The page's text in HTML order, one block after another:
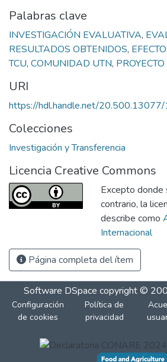
Palabras clave
INVESTIGACIÓN EVALUATIVA,
RESULTADOS OBTENIDOS,
TCU, COMUNIDAD UTN,
URI
https://hdl.handle.net/
Colecciones
Investigación y Transferencia
Licencia Creative Commons
Excepto donde
contrario, la
describe como
Internacional
Página completa del ítem
Software DSpace copyright ©
Configuración
de cookies
Política de
privacidad